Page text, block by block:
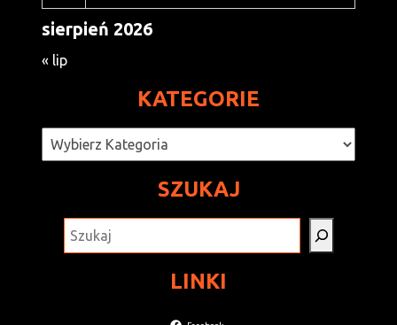
sierpień 2026
« lip
KATEGORIE
Kategorie
SZUKAJ
LINKI